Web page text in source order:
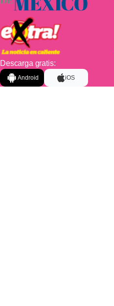
Descarga gratis:
Android iOS